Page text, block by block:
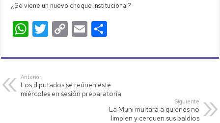
¿Se viene un nuevo choque institucional?
W
at
s
A
T
tt
C
p
Li
E
ail m
ar
tir
Anterior
Los diputados se reúnen este
miércoles en sesión preparatoria
Siguiente
La Muni multará a quienes no
limpien y cerquen sus baldíos